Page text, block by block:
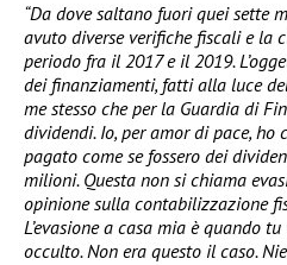
“Da dove saltano fuori quei sette
avuto diverse verifiche fiscali e la
periodo fra il 2017 e il 2019.
dei finanziamenti, fatti alla luce
me stesso che per la Guardia di
dividendi. Io, per amor di pace, ho
pagato come se fossero dei
milioni. Questa non si chiama
opinione sulla contabilizzazione
L’evasione a casa mia è quando
occulto. Non era questo il caso.